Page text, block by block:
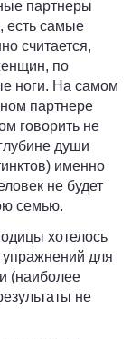
партнеры
есть самые
считается,
по
ноги. На самом
партнере
говорить не
души
именно
не будет
семью.
хотелось
для
(наиболее
не